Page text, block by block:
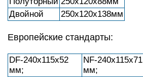
Двойной
250х120х138мм
Европейские стандарты:
DF-240x115x52
мм;
NF-240x115x71
мм;